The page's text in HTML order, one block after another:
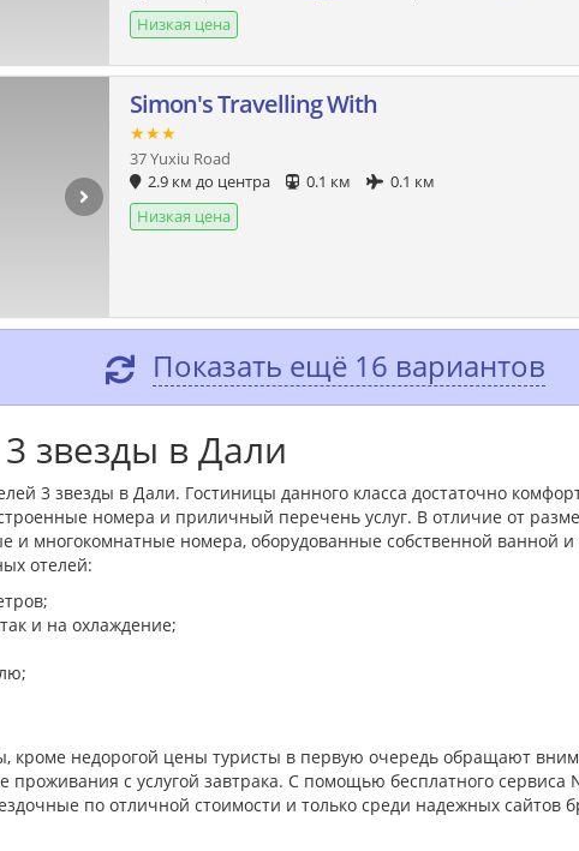
Низкая цена
Simon's Travelling With
★★★
37 Yuxiu Road
2.9 км до центра
0.1 км
0.1 км
Низкая цена
Показать ещё 16 вариантов
звезды в Дали
3 звезды в Дали. Гостиницы данного класса достаточно
номера и приличный перечень услуг. В отличие от
и многокомнатные номера, оборудованные собственной ванной и
отелей:
и на охлаждение;
кроме недорогой цены туристы в первую очередь обращают
проживания с услугой завтрака. С помощью бесплатного сервиса
по отличной стоимости и только среди надежных сайтов